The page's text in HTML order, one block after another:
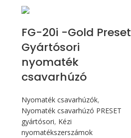
FG-20i -Gold Preset
Gyártósori
nyomaték
csavarhúzó
Nyomaték csavarhúzók,
Nyomaték csavarhúzó PRESET
gyártósori, Kézi
nyomatékszerszámok